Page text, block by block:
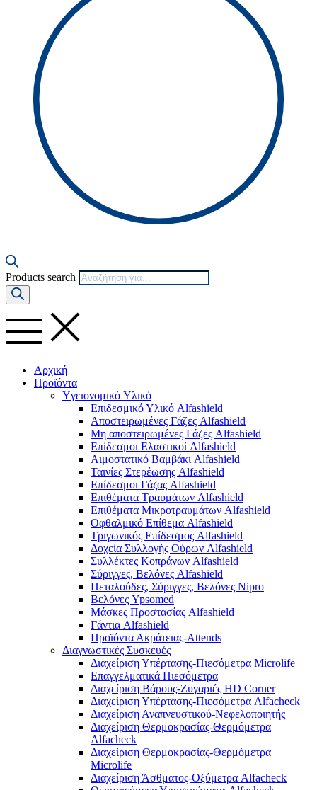
Products search
Αρχική
Προϊόντα
Yγειονομικό Yλικό
Επιδεσμικό Υλικό Alfashield
Αποστειρωμένες Γάζες Alfashield
Μη αποστειρωμένες Γάζες Alfashield
Επίδεσμοι Ελαστικοί Alfashield
Αιμοστατικό Βαμβάκι Alfashield
Ταινίες Στερέωσης Alfashield
Επίδεσμοι Γάζας Alfashield
Επιθέματα Τραυμάτων Alfashield
Επιθέματα Μικροτραυμάτων Alfashield
Οφθαλμικό Eπίθεμα Alfashield
Τριγωνικός Επίδεσμος Alfashield
Δοχεία Συλλογής Ούρων Alfashield
Συλλέκτες Κοπράνων Alfashield
Σύριγγες, Βελόνες Alfashield
Πεταλούδες, Σύριγγες, Βελόνες Nipro
Βελόνες Ypsomed
Μάσκες Προστασίας Alfashield
Γάντια Alfashield
Προϊόντα Ακράτειας-Attends
Διαγνωστικές Συσκευές
Διαχείριση Υπέρτασης-Πιεσόμετρα Microlife
Επαγγελματικά Πιεσόμετρα
Διαχείριση Βάρους-Ζυγαριές HD Corner
Διαχείριση Υπέρτασης-Πιεσόμετρα Alfacheck
Διαχείριση Αναπνευστικού-Νεφελοποιητής
Διαχείριση Θερμοκρασίας-Θερμόμετρα
Alfacheck
Διαχείριση Θερμοκρασίας-Θερμόμετρα
Microlife
Διαχείριση Άσθματος-Οξύμετρα Alfacheck